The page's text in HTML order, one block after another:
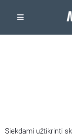
Siekdami užtikrinti